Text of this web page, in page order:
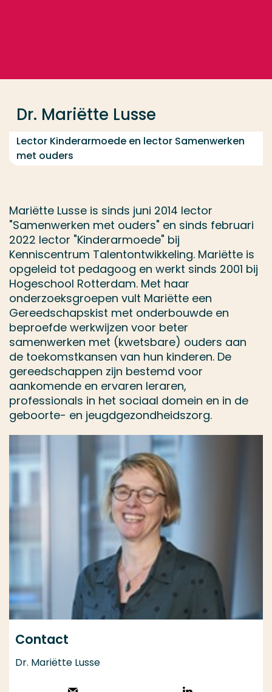
Dr. Mariëtte Lusse
Lector Kinderarmoede en lector Samenwerken
met ouders
Mariëtte Lusse is sinds juni 2014 lector
"Samenwerken met ouders" en sinds februari
2022 lector "Kinderarmoede" bij
Kenniscentrum Talentontwikkeling. Mariëtte is
opgeleid tot pedagoog en werkt sinds 2001 bij
Hogeschool Rotterdam. Met haar
onderzoeksgroepen vult Mariëtte een
Gereedschapskist met onderbouwde en
beproefde werkwijzen voor beter
samenwerken met (kwetsbare) ouders aan
de toekomstkansen van hun kinderen. De
gereedschappen zijn bestemd voor
aankomende en ervaren leraren,
professionals in het sociaal domein en in de
geboorte- en jeugdgezondheidszorg.
Contact
Dr. Mariëtte Lusse
Opleiding
Contact